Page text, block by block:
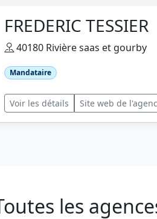
FREDERIC TESSIER
40180 Rivière saas et gourby
Mandataire
Voir les détails Site web de
les